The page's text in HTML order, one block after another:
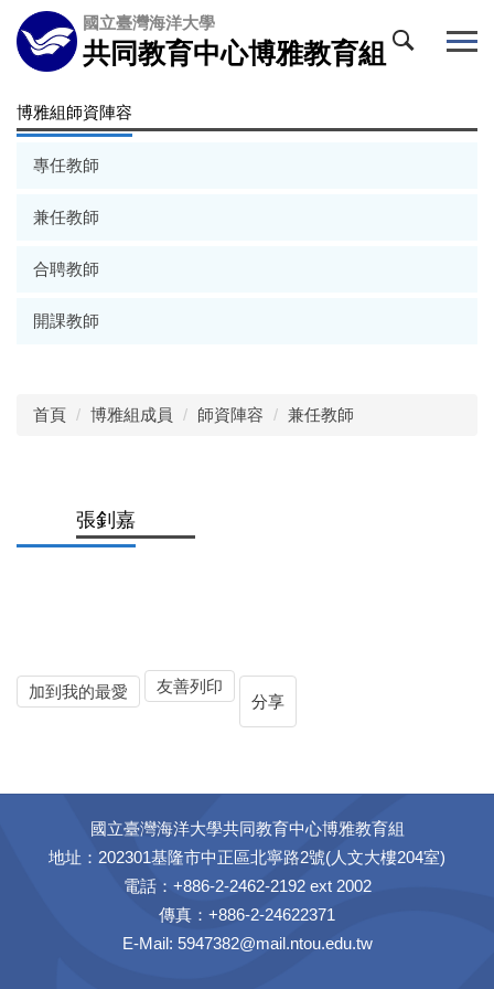
跳
到
主
內
容
國立臺灣海洋大學
共同教育中心博雅教育組
博雅組師資陣容
專任教師
兼任教師
合聘教師
開課教師
首頁 博雅組成員 師資陣容 兼任教師
張釗嘉
加到我的最愛
友善列印
分享
國立臺灣海洋大學共同教育中心博雅教育組
地址：202301基隆市中正區北寧路2號(人文大樓204室)
電話：+886-2-2462-2192 ext 2002
傳真：+886-2-24622371
E-Mail: 5947382@mail.ntou.edu.tw